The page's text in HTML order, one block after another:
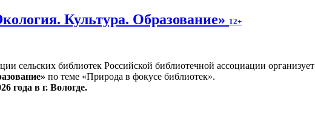
Культура. Образование» 12+
сельских библиотек Российской библиотечной ассоциации организует
по теме «Природа в фокусе библиотек».
года в г. Вологде.